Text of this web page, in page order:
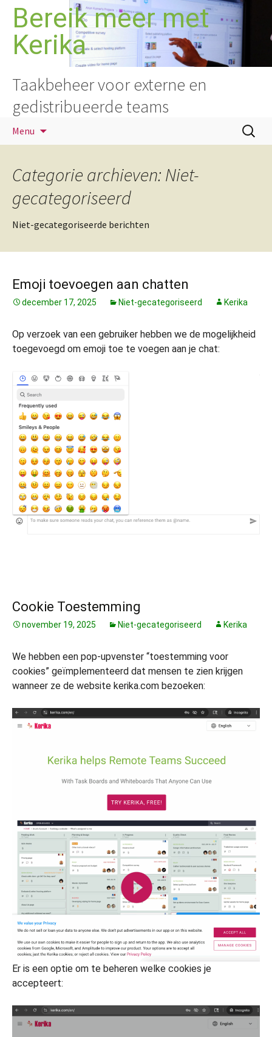
inhoud
Bereik meer met
Kerika
Taakbeheer voor externe en
gedistribueerde teams
Menu
Zoeken
naar:
Categorie archieven: Niet-
gecategoriseerd
Niet-gecategoriseerde berichten
Emoji toevoegen aan chatten
december 17, 2025 Niet-gecategoriseerd Kerika
Op verzoek van een gebruiker hebben we de mogelijkheid
toegevoegd om emoji toe te voegen aan je chat:
Cookie Toestemming
november 19, 2025 Niet-gecategoriseerd Kerika
We hebben een pop-upvenster “toestemming voor
cookies” geïmplementeerd dat mensen te zien krijgen
wanneer ze de website kerika.com bezoeken:
Er is een optie om te beheren welke cookies je
accepteert: